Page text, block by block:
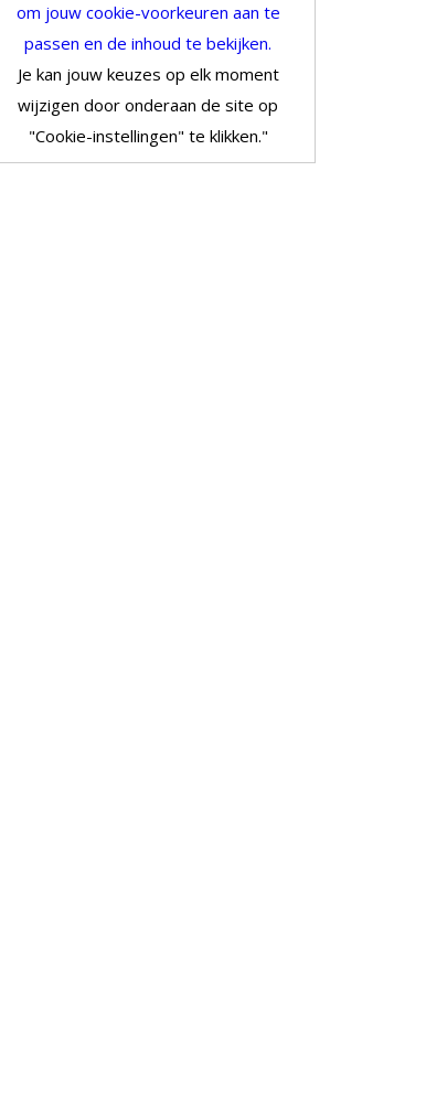
om jouw cookie-voorkeuren aan te
passen en de inhoud te bekijken.
Je kan jouw keuzes op elk moment
wijzigen door onderaan de site op
"Cookie-instellingen" te klikken."